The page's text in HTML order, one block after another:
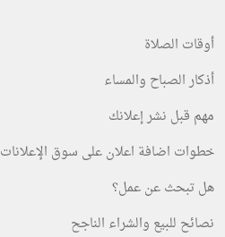
أوقات الصلاة
أذكار الصباح والمساء
مهم قبل نشر إعلانك
خطوات اضافة اعلان على سوق الإعلانات
هل تبحث عن عمل؟
نصائح للبيع والشراء الناجح